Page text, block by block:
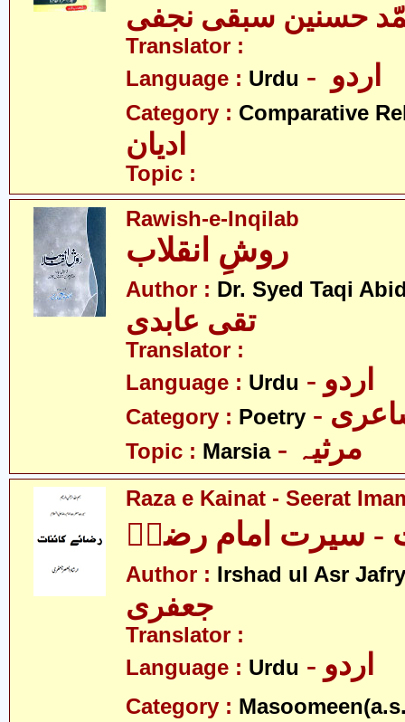
حسنین سبقی نجفی
Translator :
Language : Urdu
Category : Comparative
ادیان
Topic :
Rawish-e-Inqilab
روشِ انقلاب
Author : Dr. Syed Taqi
تقی عابدی
Translator :
Language : Urdu - اردو
Category : Poetry
Topic : Marsia - مرثیہ
Raza e Kainat - Seerat
- سیرت امام رضاؑ
Author : Irshad ul Asr Jafry
جعفری
Translator :
Language : Urdu - اردو
Category :